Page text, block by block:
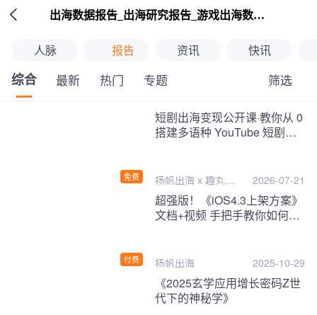
 出海数据报告_出海研究报告_游戏出海数据报告_海外趋势分析-扬帆出海
人脉 报告 资讯 快讯
综合 最新 热门 专题 筛选
继续下拉刷新
免费
短剧出海变现公开课·教你从 0
搭建多语种 YouTube 短剧频
扬帆出海 x 趣丸千 2026-07-21
付费
超强版！《iOS4.3上架方案》
文档+视频 手把手教你如何一
扬帆出海 2025-10-29
《2025玄学应用增长密码Z世
代下的神秘学》